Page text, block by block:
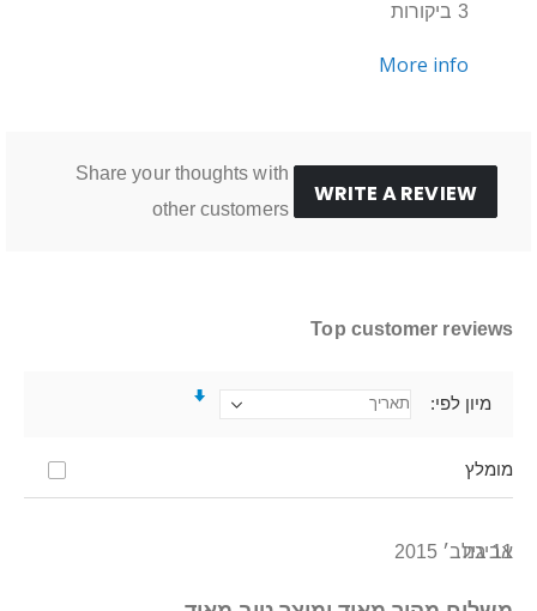
3 ביקורות
More info
WRITE A REVIEW
Share your thoughts with
other customers
Top customer reviews
מומלץ
מיון לפי
אביגיל
11 בנוב׳ 2015